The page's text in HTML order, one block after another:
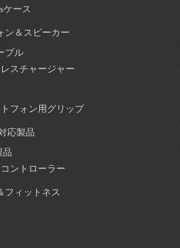
ケース
ン＆スピーカー
ブル
スチャージャー
フォン用グリップ
応製品
品
ントローラー
フィットネス